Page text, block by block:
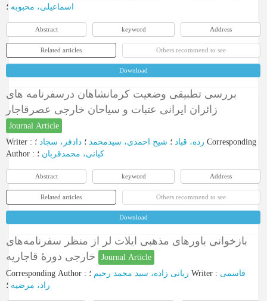
اسماعیلی، محبوبه ؛
Abstract keyword Address
Related articles Others recommend to see
Download
بررسی تطبیقی وضعیت کرمانشاهان درسفرنامه های
زائران ایرانی عتبات و سیاحان خارجی عصرقاجار
Journal Article
Writer : رده، قباد ؛ شیخ احمدی، سیدمحمد ؛ دادفر، سجاد
Corresponding
Author : کیانی، محمدقربان ؛
Abstract keyword Address
Related articles Others recommend to see
Download
بازخوانی باورهای مذهبی ایلات لر از منظر سفرنامه‌های
Journal Article
Corresponding Author : ربانی زاده، سید محمد رحیم Writer : قاسمی
راد، مرضیه ؛